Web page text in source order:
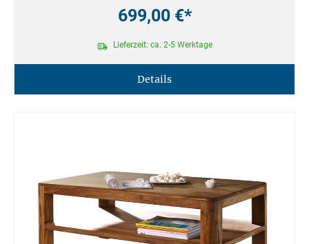
699,00 €*
Lieferzeit: ca. 2-5 Werktage
Details